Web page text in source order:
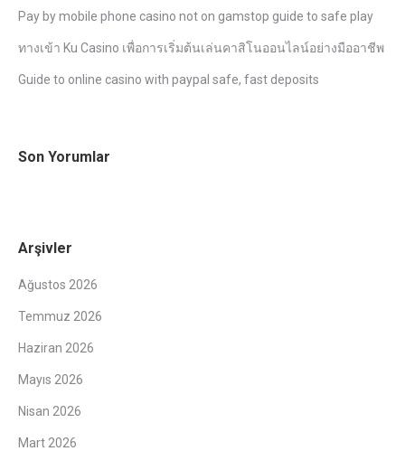
Pay by mobile phone casino not on gamstop guide to safe play
ทางเข้า Ku Casino เพื่อการเริ่มต้นเล่นคาสิโนออนไลน์อย่างมืออาชีพ
Guide to online casino with paypal safe, fast deposits
Son Yorumlar
Arşivler
Ağustos 2026
Temmuz 2026
Haziran 2026
Mayıs 2026
Nisan 2026
Mart 2026